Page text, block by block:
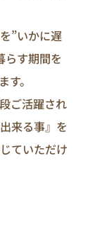
”いかに遅
らす期間を
。
ご活躍され
来る事』を
ていただけ